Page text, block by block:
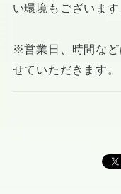
い環境もございま
※営業日、時間など
せていただきます。